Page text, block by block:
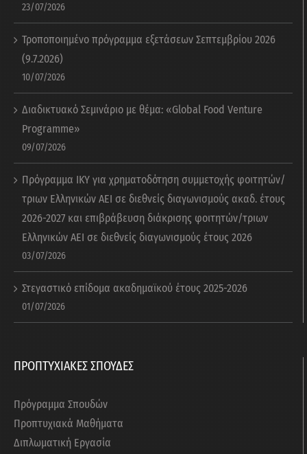
23/07/2026
Τροποποιημένο πρόγραμμα εξετάσεων Σεπτεμβρίου 2026
(9.7.2026)
10/07/2026
Διαδικτυακό Σεμινάριο με θέμα: «Global Food Venture
Programme»
09/07/2026
Πρόγραμμα ΙΚΥ για χρηματοδότηση συμμετοχής φοιτητών/
τριων Ελληνικών ΑΕΙ σε διεθνείς διαγωνισμούς ακαδ. έτους
2026-2027 και επιβράβευση διάκρισης φοιτητών/τριων
Ελληνικών ΑΕΙ σε διεθνείς διαγωνισμούς έτους 2026
03/07/2026
Στεγαστικό επίδομα ακαδημαϊκού έτους 2025-2026
01/07/2026
ΠΡΟΠΤΥΧΙΑΚΕΣ ΣΠΟΥΔΕΣ
Πρόγραμμα Σπουδών
Προπτυχιακά Μαθήματα
Διπλωματική Εργασία